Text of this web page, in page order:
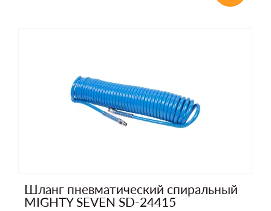
Шланг пневматический спиральный
MIGHTY SEVEN SD-24415